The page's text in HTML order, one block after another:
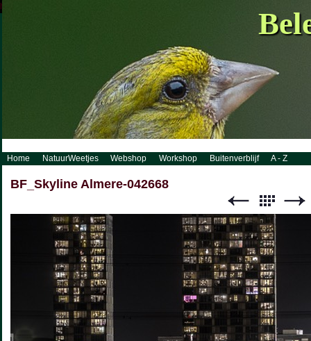
http://www.visueelconcept.nl/sitemap.xml.gz
Home NatuurWeetjes Webshop Workshop Buitenverblijf A - Z
BF_Skyline Almere-042668